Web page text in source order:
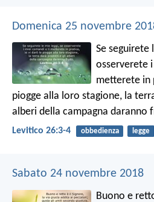
Domenica 25 novembre
Se seguirete
osserverete
metterete in
piogge alla loro stagione, la
alberi della campagna daranno
Levitico 26:3-4 obbedienza legge
Sabato 24 novembre 2018
Buono e